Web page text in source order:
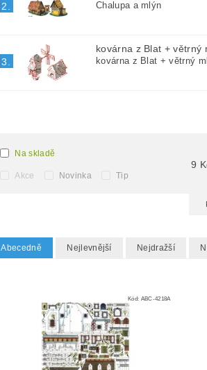
2. Chalupa a mlýn
3.
kovárna z Blat +
kovárna z Blat + větrný
Na skladě
Akce Novinka Tip
9
Abecedně Nejlevnější Nejdražší
Kód: ABC-4218A